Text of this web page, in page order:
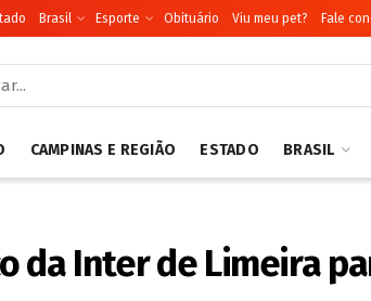
Brasil Esporte Obituário Viu meu pet? Fale
CAMPINAS E REGIÃO ESTADO BRASIL
da Inter de Limeira